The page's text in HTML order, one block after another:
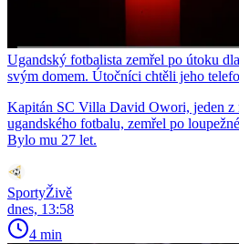
Ugandský fotbalista zemřel po útoku
svým domem. Útočníci chtěli jeho
Kapitán SC Villa David Owori, jeden z
ugandského fotbalu, zemřel po
Bylo mu 27 let.
SportyŽivě
dnes, 13:58
4 min